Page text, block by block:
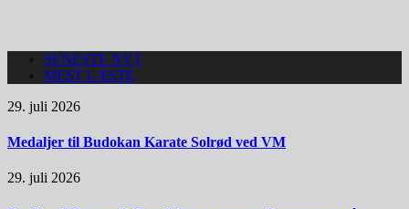
SENESTE NYT
MEST LÆSTE
29. juli 2026
Medaljer til Budokan Karate Solrød ved VM
29. juli 2026